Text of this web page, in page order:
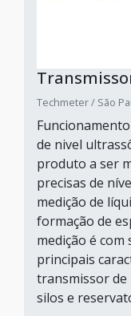
Techmeter / São
de nivel
produto a ser
precisas de
medição de
formação de
medição é
principais
transmissor de
silos e